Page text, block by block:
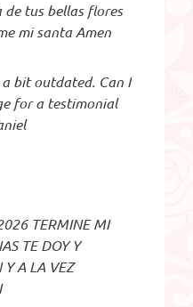
tus bellas flores
mi santa Amen
bit outdated. Can I
for a testimonial
TERMINE MI
TE DOY Y
Y A LA VEZ